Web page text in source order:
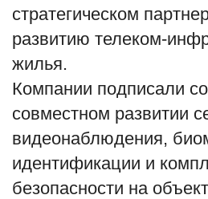
Россия
English Русский
стратегическом
развитию телеком-
жилья.
Компании подписали
совместном развитии
видеонаблюдения,
идентификации и
безопасности на